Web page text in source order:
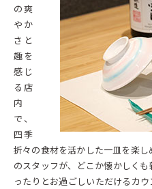
の爽
やか
さと
趣を
感じ
る店
内
で、
四季
折々の食材を活かした一皿を楽
のスタッフが、どこか懐かしく
ったりとお過ごしいただけるカ